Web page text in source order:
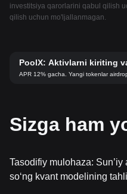
investitsiya qarorlarini qabul qilish
qilish uchun mo'ljallanmagan.
PoolX: Aktivlarni kiriting
ar oling.
APR 12% gacha. Yangi tokenlar
Sizga ham
Tasodifiy mulohaza: Sun’iy
so‘ng kvant modelining